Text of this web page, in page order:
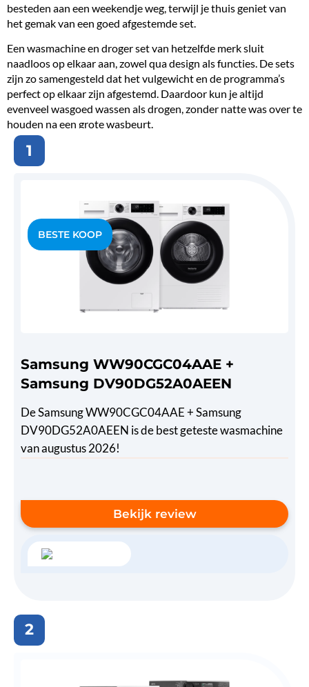
besteden aan een weekendje weg, terwijl je thuis geniet van
het gemak van een goed afgestemde set.
Een wasmachine en droger set van hetzelfde merk sluit
naadloos op elkaar aan, zowel qua design als functies. De sets
zijn zo samengesteld dat het vulgewicht en de programma’s
perfect op elkaar zijn afgestemd. Daardoor kun je altijd
evenveel wasgoed wassen als drogen, zonder natte was over te
houden na een grote wasbeurt.
1
Samsung WW90CGC04AAE +
Samsung DV90DG52A0AEEN
De Samsung WW90CGC04AAE + Samsung
DV90DG52A0AEEN is de best geteste wasmachine
van augustus 2026!
Bekijk review
2